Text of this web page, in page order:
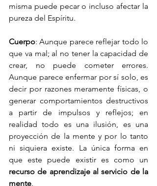
misma puede pecar o incluso afectar la
pureza del Espíritu.
Cuerpo: Aunque parece reflejar todo lo
que va mal; al no tener la capacidad de
crear, no puede cometer errores.
Aunque parece enfermar por sí solo, es
decir por razones meramente físicas, o
generar comportamientos destructivos
a partir de impulsos y reflejos; en
realidad todo es una ilusión, es una
proyección de la mente y por lo tanto
ni siquiera existe. La única forma en
recurso de aprendizaje al servicio de la
mente.